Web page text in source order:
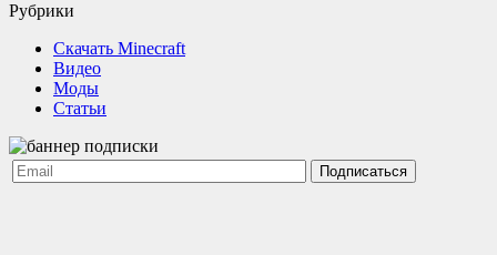
Рубрики
Cкачать Minecraft
Видео
Моды
Статьи
Подписаться